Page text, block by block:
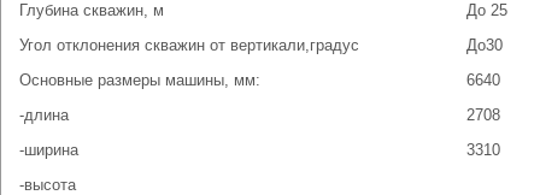
Глубина скважин, м
До 25
Угол отклонения скважин от вертикали,градус
До30
Основные размеры машины, мм:
-длина
-ширина
-высота
6640
2708
3310